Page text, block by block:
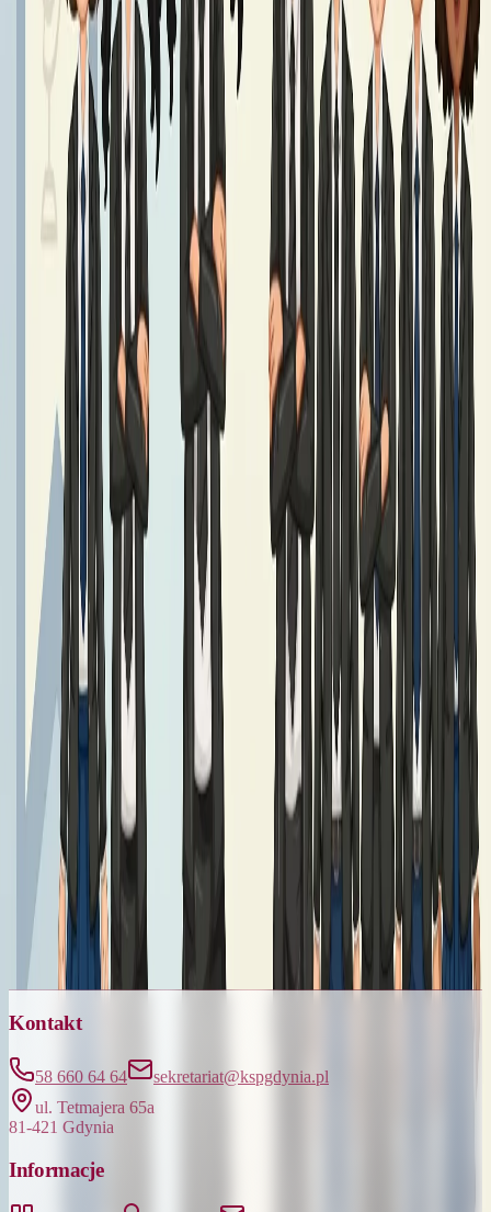
Podręczniki klasa 7 - Rok Szkolny 2026/2027
Podręczniki klasy 7
Czytaj dalej
Kontakt
58 660 64 64
sekretariat@kspgdynia.pl
ul. Tetmajera 65a
81-421 Gdynia
Informacje